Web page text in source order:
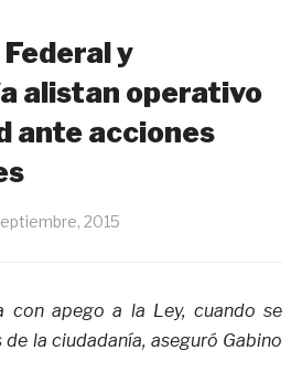
y
alistan operativo
ante acciones
2015
con apego a la Ley, cuando se
la ciudadanía, aseguró Gabino